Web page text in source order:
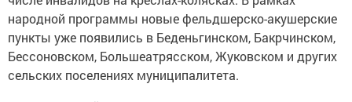
народной программы новые фельдшерско-акушерские
пункты уже появились в Беденьгинском, Бакрчинском,
Бессоновском, Большеатрясском, Жуковском и других
сельских поселениях муниципалитета.